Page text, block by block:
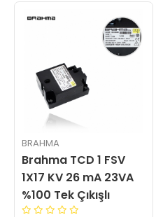
BRAHMA
Brahma TCD 1 FSV
1X17 KV 26 mA 23VA
%100 Tek Çıkışlı